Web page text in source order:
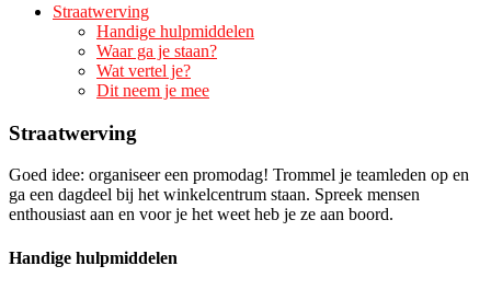
Straatwerving
Handige hulpmiddelen
Waar ga je staan?
Wat vertel je?
Dit neem je mee
Straatwerving
Goed idee: organiseer een promodag! Trommel je teamleden op en
ga een dagdeel bij het winkelcentrum staan. Spreek mensen
enthousiast aan en voor je het weet heb je ze aan boord.
Handige hulpmiddelen